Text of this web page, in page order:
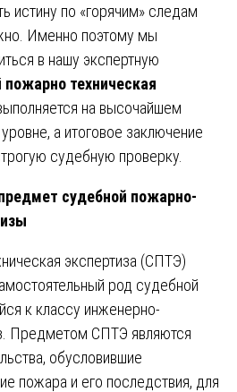
истину по «горячим» следам
Именно поэтому мы
в нашу экспертную
пожарно техническая
на высочайшем
а итоговое заключение
судебную проверку.
судебной пожарно-
экспертиза (СПТЭ)
род судебной
к классу инженерно-
Предметом СПТЭ являются
обусловившие
пожара и его последствия, для